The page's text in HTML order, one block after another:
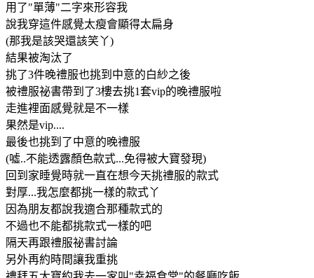
用了"單薄"二字來形容我
說我穿這件感覺太瘦會顯得太扁身
(那我是該哭還該笑丫)
結果被淘汰了
挑了3件晚禮服也挑到中意的白紗之後
被禮服祕書帶到了3樓去挑1套vip的晚禮服啦
走進裡面感覺就是不一樣
果然是vip....
最後也挑到了中意的晚禮服
(噓..不能透露顏色款式...免得被大寶發現)
回到家睡覺時就一直在想今天挑禮服的款式
對厚...我怎麼都挑一樣的款式丫
因為朋友都說我適合那種款式的
不過也不能都挑款式一樣的吧
隔天再跟禮服祕書討論
另外再約時間讓我重挑